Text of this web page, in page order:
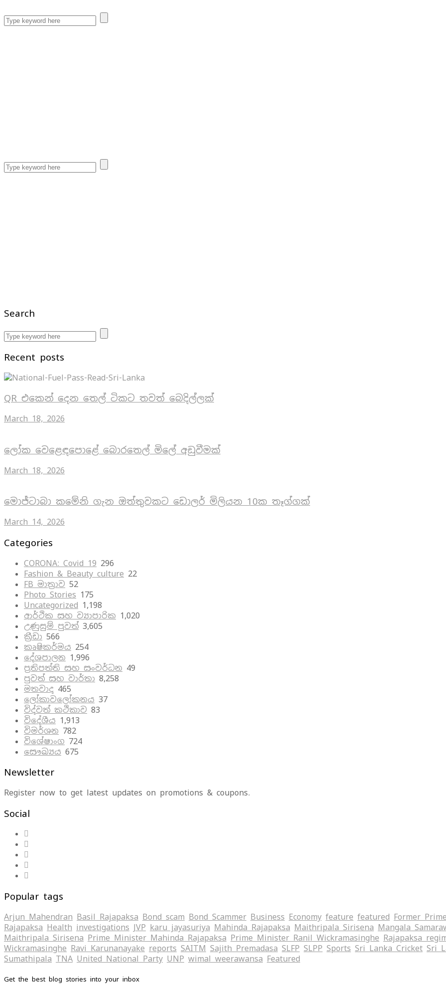
Search
Recent posts
QR එකෙන් දෙන තෙල් ටිකට තවත් බෙදිල්ලක්
March 18, 2026
ලෝක වෙළෙඳපොළේ බොරතෙල් මිලේ අඩුවීමක්
March 18, 2026
මොජ්ටාබා කමේනි ගැන ඔත්තුවකට ඩොලර් මිලියන 10ක තෑග්ගක්
March 14, 2026
Categories
CORONA: Covid 19 296
Fashion & Beauty culture 22
FB මාත්‍රාව 52
Photo Stories 175
Uncategorized 1,198
ආර්ථික සහ ව්‍යාපාරික 1,020
උණුසුම් පුවත් 3,605
ක්‍රීඩා 566
කෘෂිකර්මය 254
දේශපාලන 1,996
ප්‍රතිපත්ති සහ සංවර්ධන 49
පුවත් සහ වාර්තා 8,258
මතවාද 465
ලෝකාවලෝකනය 37
විද්වත් කථිකාව 83
විදේශීය 1,913
විමර්ශන 782
විශේෂාංග 724
සෞඛ්‍යය 675
Newsletter
Register now to get latest updates on promotions & coupons.
Social
Popular tags
Arjun Mahendran Basil Rajapaksa Bond scam Bond Scammer Business Economy feature featured Former
Rajapaksa Health investigations JVP karu jayasuriya Mahinda Rajapaksa Maithripala Sirisena Mangala
Maithripala Sirisena Prime Minister Mahinda Rajapaksa Prime Minister Ranil Wickramasinghe Rajapaksa
Wickramasinghe Ravi Karunanayake reports SAITM Sajith Premadasa SLFP SLPP Sports Sri Lanka Cricket Sri
Sumathipala TNA United National Party UNP wimal weerawansa ‍Featured
Get the best blog stories into your inbox